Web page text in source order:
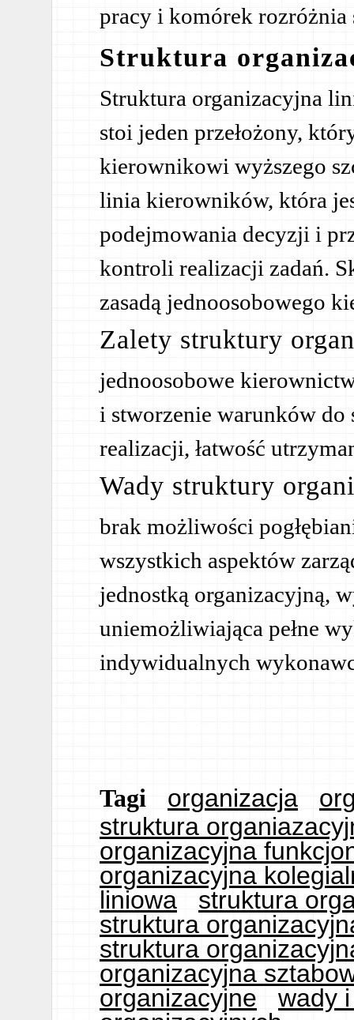
pracy i komórek rozróżnia
Struktura
Struktura organizacyjna
stoi jeden przełożony,
kierownikowi wyższego
linia kierowników, która
podejmowania decyzji i
kontroli realizacji zadań.
zasadą jednoosobowego
Zalety struktury
jednoosobowe
i stworzenie warunków
realizacji, łatwość
Wady struktury
brak możliwości
wszystkich aspektów
jednostką organizacyjną,
uniemożliwiająca pełne
indywidualnych
Tagi organizacja
struktura
organizacyjna
organizacyjna
liniowa
struktura
struktura
struktura
organizacyjna
organizacyjne
wady